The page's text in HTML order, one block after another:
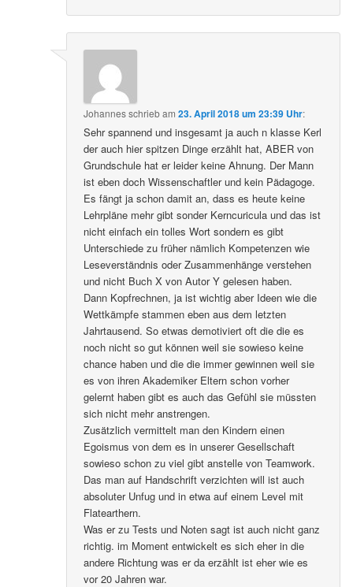
Johannesschriebam23. April 2018 um 23:39 Uhr:
Sehr spannend und insgesamt ja auch n klasse Kerl
der auch hier spitzen Dinge erzählt hat, ABER von
Grundschule hat er leider keine Ahnung. Der Mann
ist eben doch Wissenschaftler und kein Pädagoge.
Es fängt ja schon damit an, dass es heute keine
Lehrpläne mehr gibt sonder Kerncuricula und das ist
nicht einfach ein tolles Wort sondern es gibt
Unterschiede zu früher nämlich Kompetenzen wie
Leseverständnis oder Zusammenhänge verstehen
und nicht Buch X von Autor Y gelesen haben.
Dann Kopfrechnen, ja ist wichtig aber Ideen wie die
Wettkämpfe stammen eben aus dem letzten
Jahrtausend. So etwas demotiviert oft die die es
noch nicht so gut können weil sie sowieso keine
chance haben und die die immer gewinnen weil sie
es von ihren Akademiker Eltern schon vorher
gelernt haben gibt es auch das Gefühl sie müssten
sich nicht mehr anstrengen.
Zusätzlich vermittelt man den Kindern einen
Egoismus von dem es in unserer Gesellschaft
sowieso schon zu viel gibt anstelle von Teamwork.
Das man auf Handschrift verzichten will ist auch
absoluter Unfug und in etwa auf einem Level mit
Flatearthern.
Was er zu Tests und Noten sagt ist auch nicht ganz
richtig. im Moment entwickelt es sich eher in die
andere Richtung was er da erzählt ist eher wie es
vor 20 Jahren war.